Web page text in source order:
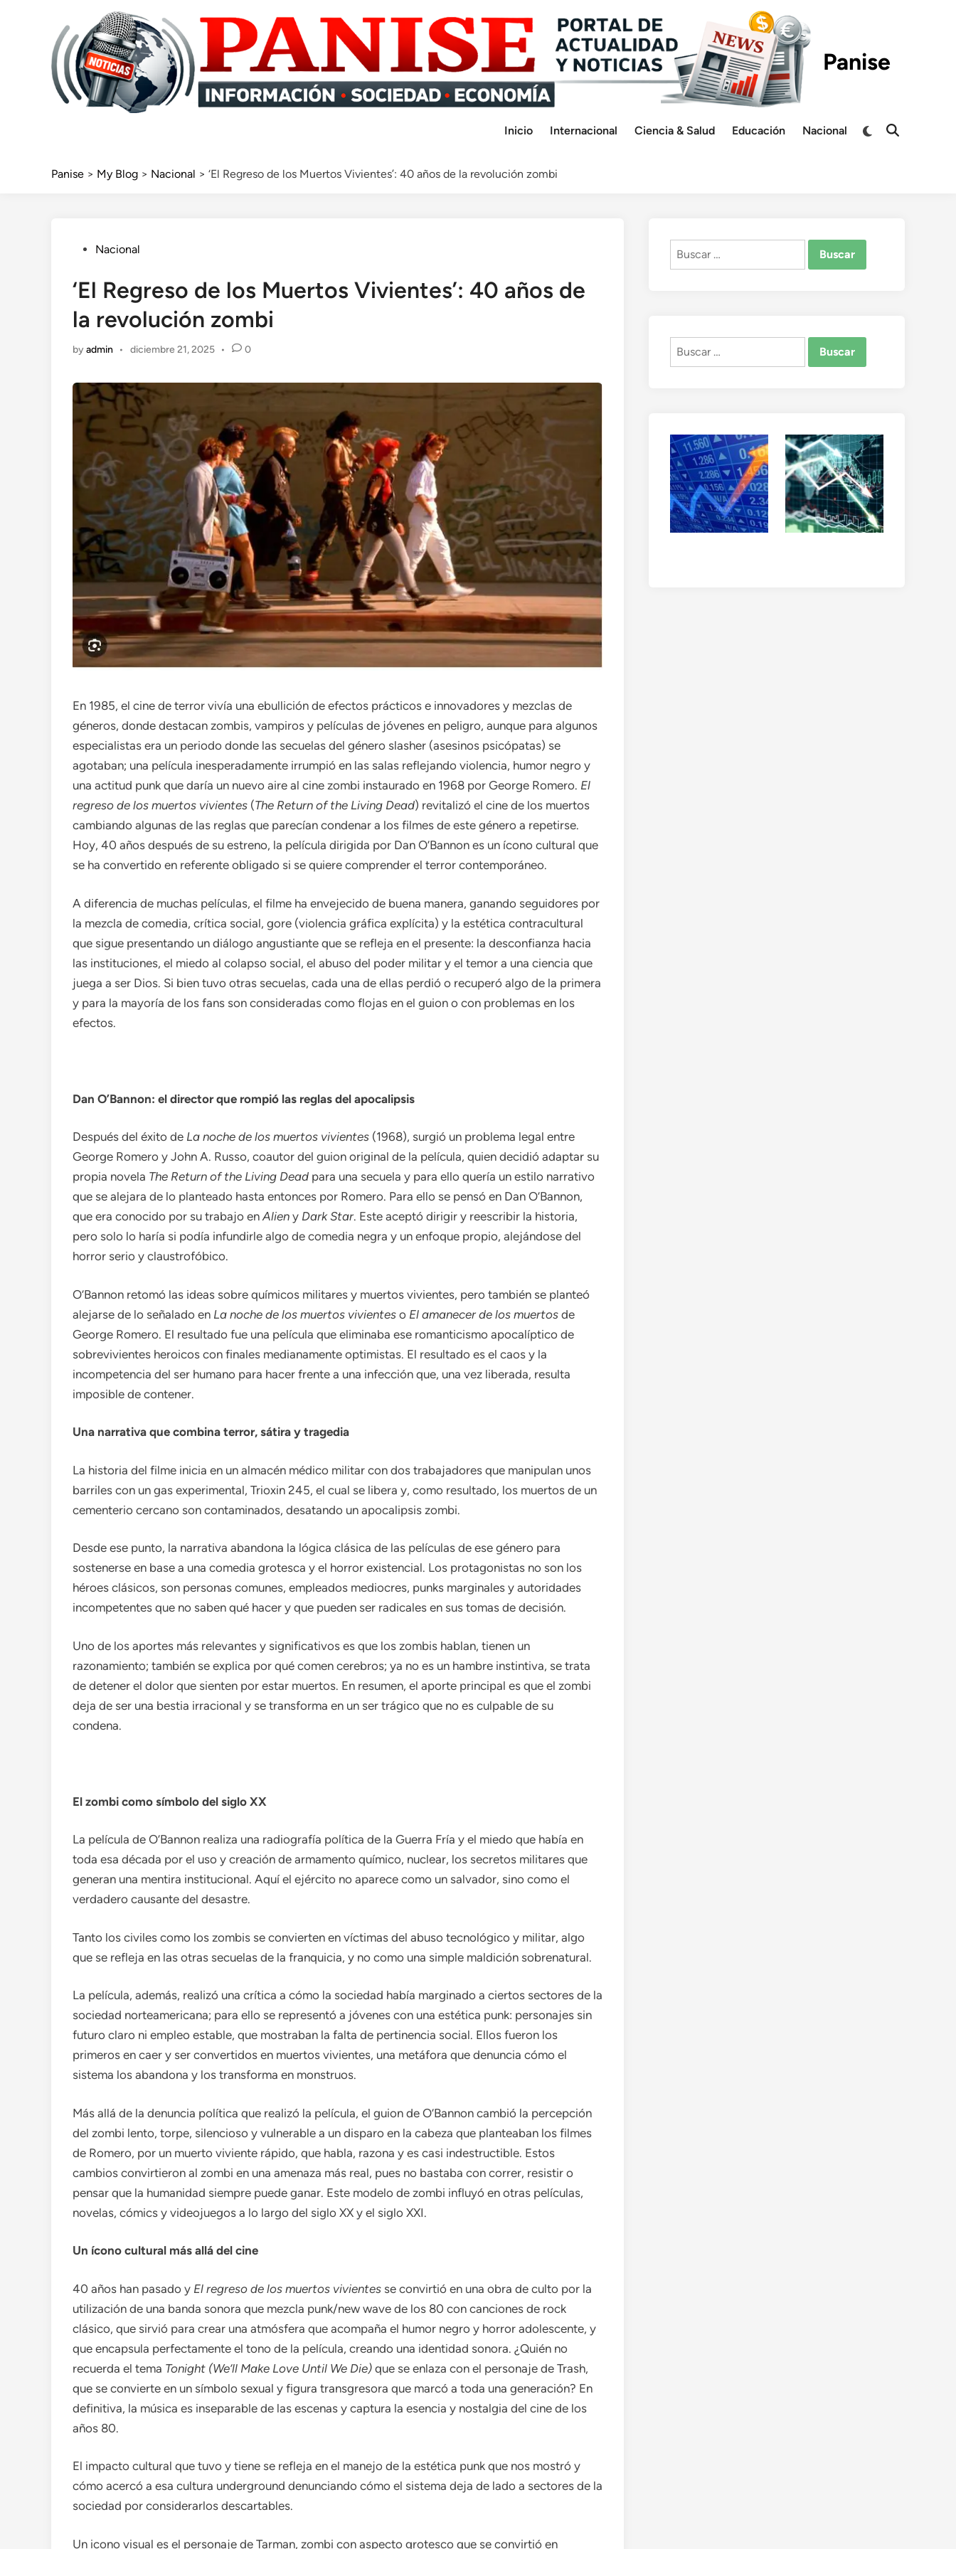
Panise
Inicio Internacional Ciencia & Salud Educación Nacional
Switch
Open
Panise > My Blog > Nacional > ‘El Regreso de los Muertos Vivientes’: 40 años de la revolución zombi
PostedNacional
‘El Regreso de los Muertos Vivientes’: 40 años de
la revolución zombi
byadmin • diciembre 21, 2025 • 0
En 1985, el cine de terror vivía una ebullición de efectos prácticos e innovadores y mezclas de
géneros, donde destacan zombis, vampiros y películas de jóvenes en peligro, aunque para algunos
especialistas era un periodo donde las secuelas del género slasher (asesinos psicópatas) se
agotaban; una película inesperadamente irrumpió en las salas reflejando violencia, humor negro y
una actitud punk que daría un nuevo aire al cine zombi instaurado en 1968 por George Romero. El
regreso de los muertos vivientes (The Return of the Living Dead) revitalizó el cine de los muertos
cambiando algunas de las reglas que parecían condenar a los filmes de este género a repetirse.
Hoy, 40 años después de su estreno, la película dirigida por Dan O’Bannon es un ícono cultural que
se ha convertido en referente obligado si se quiere comprender el terror contemporáneo.
A diferencia de muchas películas, el filme ha envejecido de buena manera, ganando seguidores por
la mezcla de comedia, crítica social, gore (violencia gráfica explícita) y la estética contracultural
que sigue presentando un diálogo angustiante que se refleja en el presente: la desconfianza hacia
las instituciones, el miedo al colapso social, el abuso del poder militar y el temor a una ciencia que
juega a ser Dios. Si bien tuvo otras secuelas, cada una de ellas perdió o recuperó algo de la primera
y para la mayoría de los fans son consideradas como flojas en el guion o con problemas en los
efectos.
Dan O’Bannon: el director que rompió las reglas del apocalipsis
Después del éxito de La noche de los muertos vivientes (1968), surgió un problema legal entre
George Romero y John A. Russo, coautor del guion original de la película, quien decidió adaptar su
propia novela The Return of the Living Dead para una secuela y para ello quería un estilo narrativo
que se alejara de lo planteado hasta entonces por Romero. Para ello se pensó en Dan O’Bannon,
que era conocido por su trabajo enAlien y Dark Star. Este aceptó dirigir y reescribir la historia,
pero solo lo haría si podía infundirle algo de comedia negra y un enfoque propio, alejándose del
horror serio y claustrofóbico.
O’Bannon retomó las ideas sobre químicos militares y muertos vivientes, pero también se planteó
alejarse de lo señalado en La noche de los muertos vivientes o El amanecer de los muertos de
George Romero. El resultado fue una película que eliminaba ese romanticismo apocalíptico de
sobrevivientes heroicos con finales medianamente optimistas. El resultado es el caos y la
incompetencia del ser humano para hacer frente a una infección que, una vez liberada, resulta
imposible de contener.
Una narrativa que combina terror, sátira y tragedia
La historia del filme inicia en un almacén médico militar con dos trabajadores que manipulan unos
barriles con un gas experimental, Trioxin 245, el cual se libera y, como resultado, los muertos de un
cementerio cercano son contaminados, desatando un apocalipsis zombi.
Desde ese punto, la narrativa abandona la lógica clásica de las películas de ese género para
sostenerse en base a una comedia grotesca y el horror existencial. Los protagonistas no son los
héroes clásicos, son personas comunes, empleados mediocres, punks marginales y autoridades
incompetentes que no saben qué hacer y que pueden ser radicales en sus tomas de decisión.
Uno de los aportes más relevantes y significativos es que los zombis hablan, tienen un
razonamiento; también se explica por qué comen cerebros; ya no es un hambre instintiva, se trata
de detener el dolor que sienten por estar muertos. En resumen, el aporte principal es que el zombi
deja de ser una bestia irracional y se transforma en un ser trágico que no es culpable de su
condena.
El zombi como símbolo del siglo XX
La película de O’Bannon realiza una radiografía política de la Guerra Fría y el miedo que había en
toda esa década por el uso y creación de armamento químico, nuclear, los secretos militares que
generan una mentira institucional. Aquí el ejército no aparece como un salvador, sino como el
verdadero causante del desastre.
Tanto los civiles como los zombis se convierten en víctimas del abuso tecnológico y militar, algo
que se refleja en las otras secuelas de la franquicia, y no como una simple maldición sobrenatural.
La película, además, realizó una crítica a cómo la sociedad había marginado a ciertos sectores de la
sociedad norteamericana; para ello se representó a jóvenes con una estética punk: personajes sin
futuro claro ni empleo estable, que mostraban la falta de pertinencia social. Ellos fueron los
primeros en caer y ser convertidos en muertos vivientes, una metáfora que denuncia cómo el
sistema los abandona y los transforma en monstruos.
Más allá de la denuncia política que realizó la película, el guion de O’Bannon cambió la percepción
del zombi lento, torpe, silencioso y vulnerable a un disparo en la cabeza que planteaban los filmes
de Romero, por un muerto viviente rápido, que habla, razona y es casi indestructible. Estos
cambios convirtieron al zombi en una amenaza más real, pues no bastaba con correr, resistir o
pensar que la humanidad siempre puede ganar. Este modelo de zombi influyó en otras películas,
novelas, cómics y videojuegos a lo largo del siglo XX y el siglo XXI.
Un ícono cultural más allá del cine
40 años han pasado y El regreso de los muertos vivientes se convirtió en una obra de culto por la
utilización de una banda sonora que mezcla punk/new wave de los 80 con canciones de rock
clásico, que sirvió para crear una atmósfera que acompaña el humor negro y horror adolescente, y
que encapsula perfectamente el tono de la película, creando una identidad sonora. ¿Quién no
recuerda el tema Tonight (We’ll Make Love Until We Die) que se enlaza con el personaje de Trash,
que se convierte en un símbolo sexual y figura transgresora que marcó a toda una generación? En
definitiva, la música es inseparable de las escenas y captura la esencia y nostalgia del cine de los
años 80.
El impacto cultural que tuvo y tiene se refleja en el manejo de la estética punk que nos mostró y
cómo acercó a esa cultura underground denunciando cómo el sistema deja de lado a sectores de la
sociedad por considerarlos descartables.
Un icono visual es el personaje de Tarman, zombi con aspecto grotesco que se convirtió en
Buscar:
Buscar: